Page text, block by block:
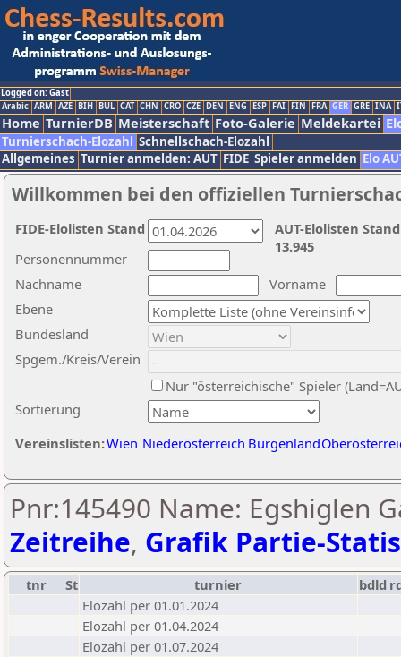
Logged on: Gast
Arabic ARM AZE BIH BUL CAT CHN CRO CZE DEN ENG ESP FAI FIN FRA GER GRE INA
Home TurnierDB Meisterschaft Foto-Galerie Meldekartei
Turnierschach-Elozahl Schnellschach-Elozahl
Allgemeines Turnier anmelden: AUT FIDE Spieler anmelden Elo
Willkommen bei den offiziellen
Nachname
Vorname
Ebene
Sortierung
Personennummer
Bundesland
Spgem./Kreis/Verein
Nur "österreichische" Spieler
Vereinslisten:Wien Niederösterreich Burgenland
AUT-Elolisten
13.945
FIDE-Elolisten Stand
Pnr:145490 Name: Egshiglen
Zeitreihe, Grafik Partie-
tnr St turnier bdld
Elozahl per 01.01.2024
Elozahl per 01.04.2024
Elozahl per 01.07.2024